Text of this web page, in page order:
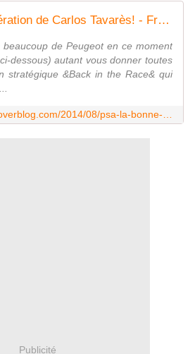
PSA...la bonne opération de Carlos Tavarès! - FranceAuto-actu - actualité automobile en France et à l'étranger
de Peugeot en ce moment
dessous) autant vous donner toutes
stratégique &Back in the Race& qui
Publicité